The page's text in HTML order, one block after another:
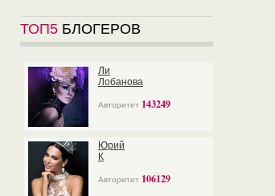
ТОП5 БЛОГЕРОВ
Ли
Лобанова
Авторитет 143249
Юрий
К
Авторитет 106129